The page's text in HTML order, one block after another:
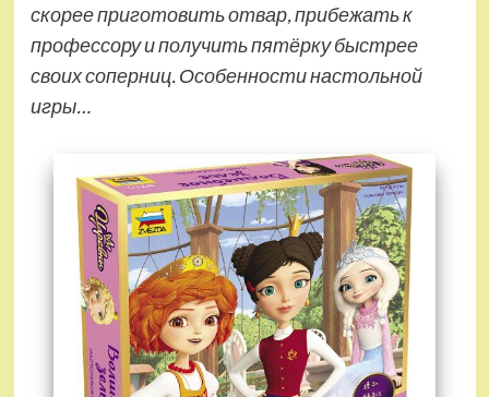
скорее приготовить отвар, прибежать к
профессору и получить пятёрку быстрее
своих соперниц. Особенности настольной
игры…